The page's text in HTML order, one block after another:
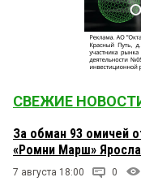
СВЕЖИЕ
За обман 93 омичей
«Ромни Марш»
7 августа 18:00 0